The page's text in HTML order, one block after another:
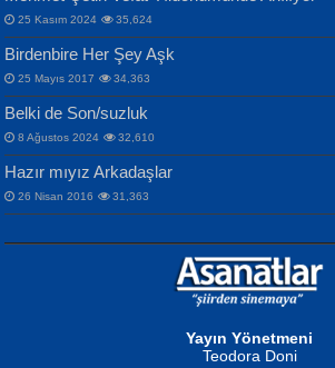
MAHMUT GÜRBÜZ
İbrahim Olmak ve Bitirebilmek...
NURAN KÖSE BAYDAR
Songül Özel
Mahzen...
Ben Deniz Değilim ki...
NAZIM HİKMET RAN
Bir Cezaevinde, Tecritteki Adamın
Mektupları...
25 Kasım 2024 35,624
Birdenbire Her Şey Aşk
25 Mayıs 2017 34,363
Belki de Son/suzluk
8 Ağustos 2024 32,610
Hazır mıyız Arkadaşlar
26 Nisan 2016 31,363
Yayın Yönetmeni
Teodora Doni